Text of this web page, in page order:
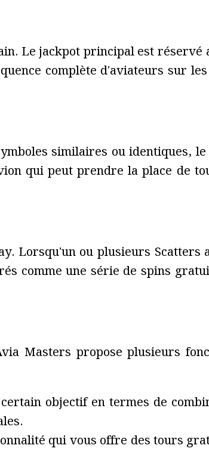
Le jackpot principal est réservé
complète d'aviateurs sur
similaires ou identiques,
qui peut prendre la place de
Lorsqu'un ou plusieurs Scatters
comme une série de spins
Masters propose plusieurs
objectif en termes de
qui vous offre des tours